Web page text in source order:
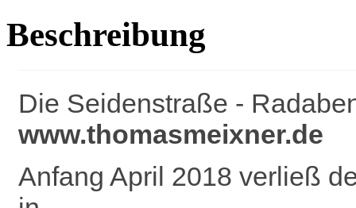
Beschreibung
Die Seidenstraße -
www.thomasmeixner.de
Anfang April 2018 verließ